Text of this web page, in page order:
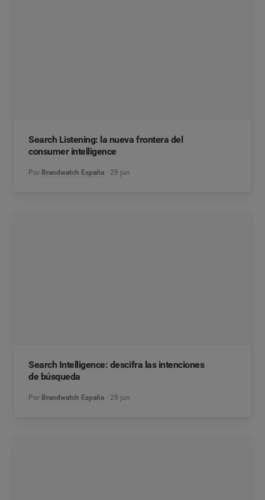
Search Listening: la nueva frontera del
consumer intelligence
Por Brandwatch España 29 jun
Search Intelligence: descifra las intenciones
de búsqueda
Por Brandwatch España 29 jun